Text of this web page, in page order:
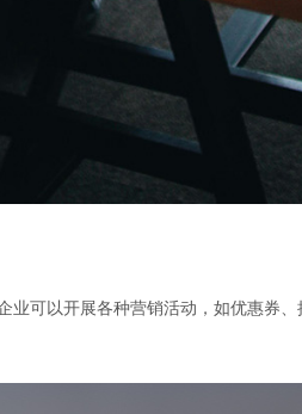
业可以开展各种营销活动，如优惠券、